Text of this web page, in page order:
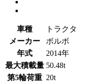
車種
トラクタ
メーカー
ボルボ
年式
2014年
最大積載量 50.48t
第5輪荷重 20t